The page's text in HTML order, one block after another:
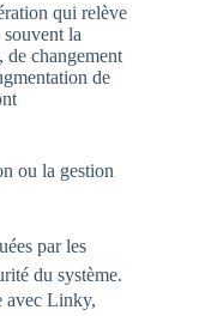
qui relève
souvent la
de changement
de
ou la gestion
par les
du système.
avec Linky,